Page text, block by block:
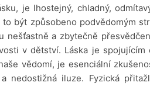
je lhostejný, chladný,
být způsobeno podvědomým
nešťastně a zbytečně
v dětství. Láska je
vědomí, je esenciální
nedostižná iluze. Fyzická